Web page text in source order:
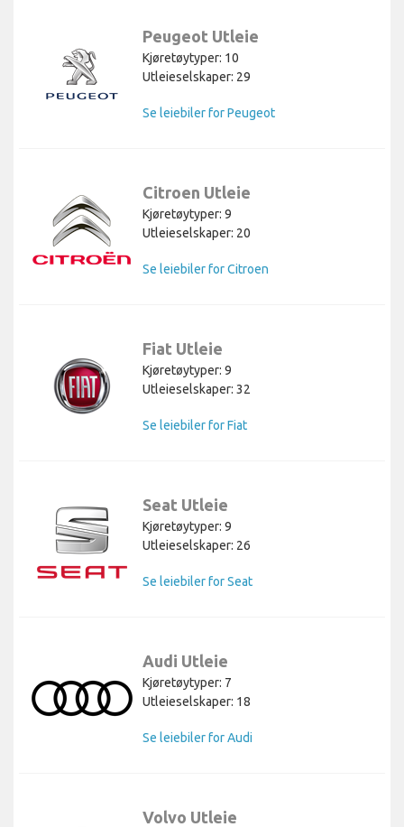
Peugeot Utleie
Kjøretøytyper: 10
Utleieselskaper: 29
Se leiebiler for Peugeot
Citroen Utleie
Kjøretøytyper: 9
Utleieselskaper: 20
Se leiebiler for Citroen
Fiat Utleie
Kjøretøytyper: 9
Utleieselskaper: 32
Se leiebiler for Fiat
Seat Utleie
Kjøretøytyper: 9
Utleieselskaper: 26
Se leiebiler for Seat
Audi Utleie
Kjøretøytyper: 7
Utleieselskaper: 18
Se leiebiler for Audi
Volvo Utleie